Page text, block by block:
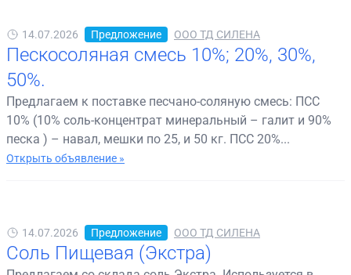
14.07.2026 Предложение ООО ТД СИЛЕНА
Пескосоляная смесь 10%; 20%, 30%,
50%.
Предлагаем к поставке песчано-соляную смесь: ПСС
10% (10% соль-концентрат минеральный – галит и 90%
песка ) – навал, мешки по 25, и 50 кг. ПСС 20%...
Открыть объявление »
14.07.2026 Предложение ООО ТД СИЛЕНА
Соль Пищевая (Экстра)